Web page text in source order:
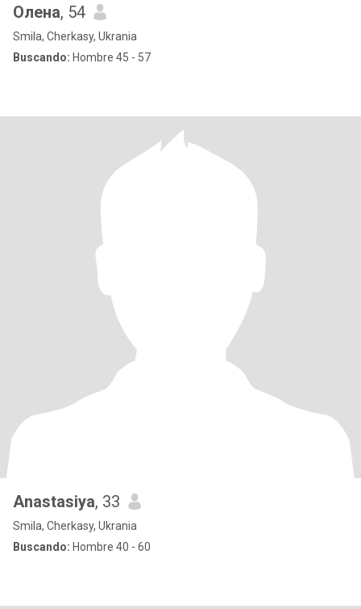
Олена, 54
Smila, Cherkasy, Ukrania
Buscando: Hombre 45 - 57
Anastasiya, 33
Smila, Cherkasy, Ukrania
Buscando: Hombre 40 - 60